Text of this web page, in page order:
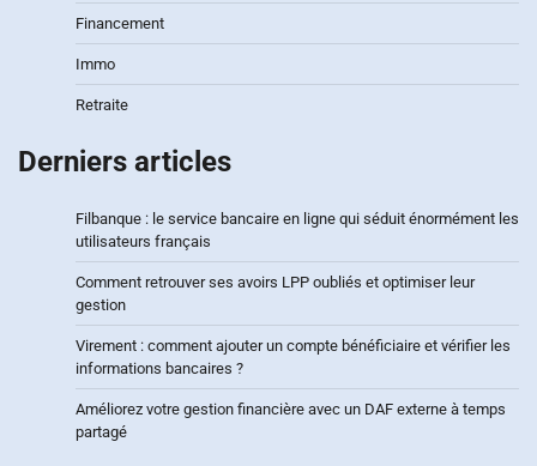
Financement
Immo
Retraite
Derniers articles
Filbanque : le service bancaire en ligne qui séduit énormément les
utilisateurs français
Comment retrouver ses avoirs LPP oubliés et optimiser leur
gestion
Virement : comment ajouter un compte bénéficiaire et vérifier les
informations bancaires ?
Améliorez votre gestion financière avec un DAF externe à temps
partagé